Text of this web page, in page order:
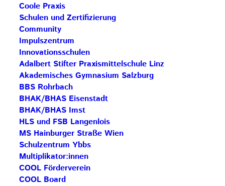
Coole Praxis
Schulen und Zertifizierung
Community
Impulszentrum
Innovationsschulen
Adalbert Stifter Praxismittelschule Linz
Akademisches Gymnasium Salzburg
BBS Rohrbach
BHAK/BHAS Eisenstadt
BHAK/BHAS Imst
HLS und FSB Langenlois
MS Hainburger Straße Wien
Schulzentrum Ybbs
Multiplikator:innen
COOL Förderverein
COOL Board
Datenschutzerklärung